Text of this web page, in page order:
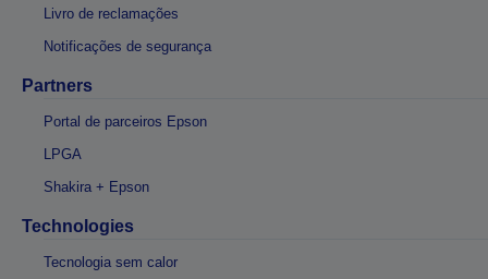
Livro de reclamações
Notificações de segurança
Partners
Portal de parceiros Epson
LPGA
Shakira + Epson
Technologies
Tecnologia sem calor